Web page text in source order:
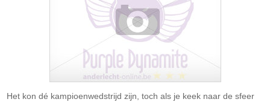
Het kon dé kampioenwedstrijd zijn, toch als je keek naar de sfeer